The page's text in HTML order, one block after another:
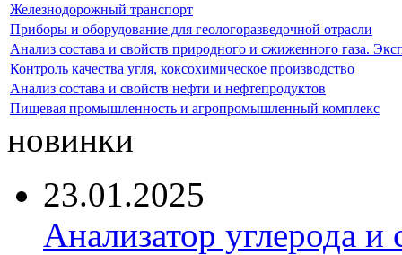
Железнодорожный транспорт
Приборы и оборудование для геологоразведочной отрасли
Анализ состава и свойств природного и сжиженного газа.
Контроль качества угля, коксохимическое производство
Анализ состава и свойств нефти и нефтепродуктов
Пищевая промышленность и агропромышленный комплекс
новинки
23.01.2025
Анализатор углерода